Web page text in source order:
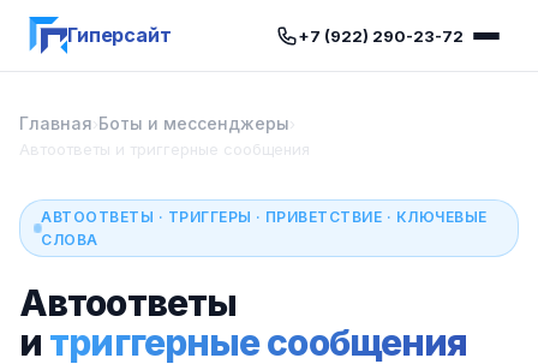
Гиперсайт +7 (922) 290-23-72
Главная›Боты и мессенджеры›
Автоответы и триггерные сообщения
АВТООТВЕТЫ · ТРИГГЕРЫ · ПРИВЕТСТВИЕ · КЛЮЧЕВЫЕ
СЛОВА
Автоответы
и триггерные сообщения